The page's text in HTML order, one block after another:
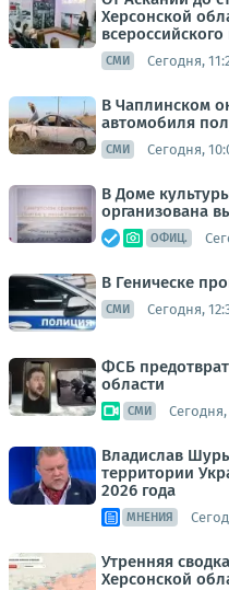
Херсонской
СМИ Сегодня,
В Чаплинском
автомобиля
СМИ Сегодня,
В Доме
организована
ОФИЦ.
В Геническе
СМИ Сегодня,
ФСБ
области
СМИ Сегодня,
Владислав
территории
2026 года
МНЕНИЯ
Утренняя
Херсонской